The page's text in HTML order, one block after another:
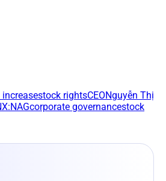
stock rightsCEONguyễn Thị
corporate governancestock